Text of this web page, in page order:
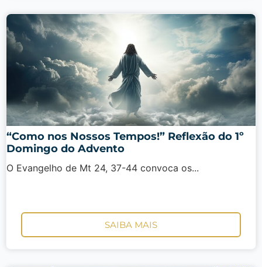
“Como nos Nossos Tempos!” Reflexão do 1º
Domingo do Advento
O Evangelho de Mt 24, 37-44 convoca os...
SAIBA MAIS